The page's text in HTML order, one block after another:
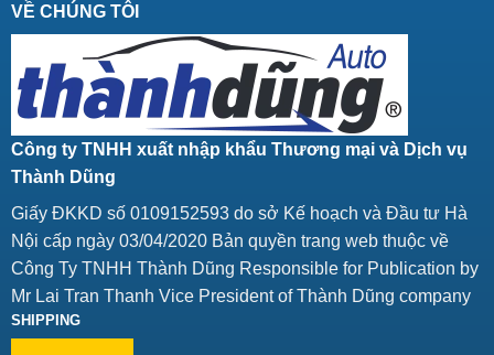
VỀ CHÚNG TÔI
Công ty TNHH xuất nhập khẩu Thương mại và Dịch vụ
Thành Dũng
Giấy ĐKKD số 0109152593 do sở Kế hoạch và Đầu tư Hà
Nội cấp ngày 03/04/2020 Bản quyền trang web thuộc về
Công Ty TNHH Thành Dũng Responsible for Publication by
Mr Lai Tran Thanh Vice President of Thành Dũng company
SHIPPING